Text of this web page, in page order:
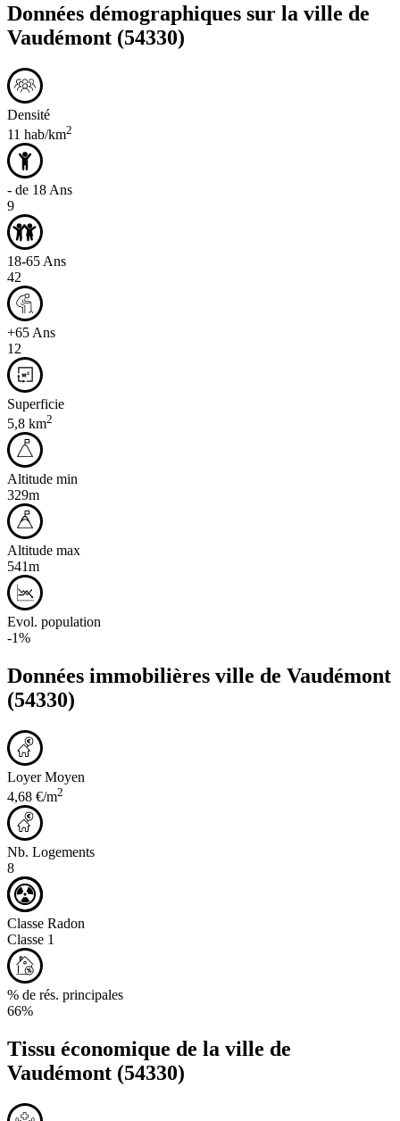
Données démographiques sur la ville de
Vaudémont (54330)
Densité
11 hab/km2
- de 18 Ans
9
18-65 Ans
42
+65 Ans
12
Superficie
5,8 km2
Altitude min
329m
Altitude max
541m
Evol. population
-1%
Données immobilières ville de Vaudémont
(54330)
Loyer Moyen
4,68 €/m2
Nb. Logements
8
Classe Radon
Classe 1
% de rés. principales
66%
Tissu économique de la ville de
Vaudémont (54330)